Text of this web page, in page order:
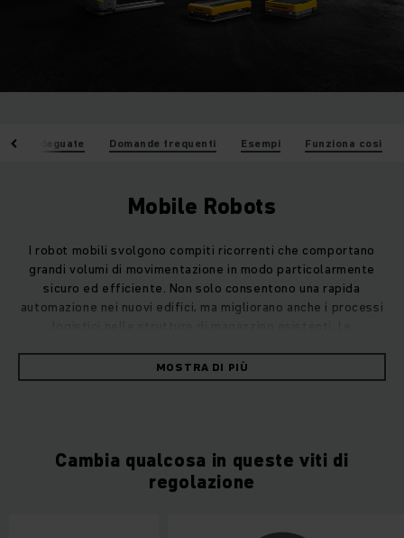
adeguate Domande frequenti Esempi Funziona così
Mobile Robots
I robot mobili svolgono compiti ricorrenti che comportano
grandi volumi di movimentazione in modo particolarmente
sicuro ed efficiente. Non solo consentono una rapida
automazione nei nuovi edifici, ma migliorano anche i processi
implementate in modo flessibile. Per garantire che non si
verifichino tempi di inattività nel vostro magazzino durante
ottenere processi efficienti con la massima sicurezza di
processo fin dall'inizio.
MOSTRA DI PIÙ
Cambia qualcosa in queste viti di
regolazione